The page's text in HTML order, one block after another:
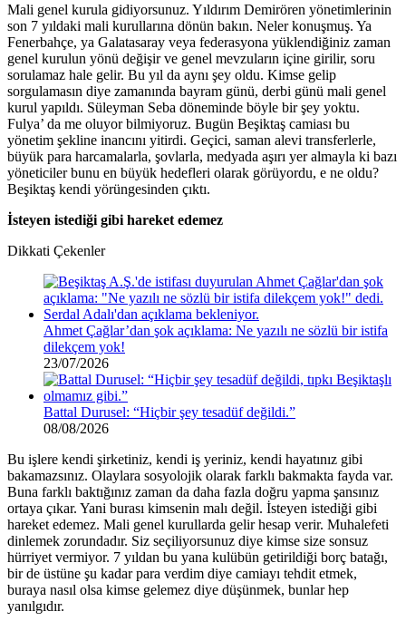
Mali genel kurula gidiyorsunuz. Yıldırım Demirören yönetimlerinin
son 7 yıldaki mali kurullarına dönün bakın. Neler konuşmuş. Ya
Fenerbahçe, ya Galatasaray veya federasyona yüklendiğiniz zaman
genel kurulun yönü değişir ve genel mevzuların içine girilir, soru
sorulamaz hale gelir. Bu yıl da aynı şey oldu. Kimse gelip
sorgulamasın diye zamanında bayram günü, derbi günü mali genel
kurul yapıldı. Süleyman Seba döneminde böyle bir şey yoktu.
Fulya’ da me oluyor bilmiyoruz. Bugün Beşiktaş camiası bu
yönetim şekline inancını yitirdi. Geçici, saman alevi transferlerle,
büyük para harcamalarla, şovlarla, medyada aşırı yer almayla ki bazı
yöneticiler bunu en büyük hedefleri olarak görüyordu, e ne oldu?
Beşiktaş kendi yörüngesinden çıktı.
İsteyen istediği gibi hareket edemez
Dikkati Çekenler
Ahmet Çağlar’dan şok açıklama: Ne yazılı ne sözlü bir istifa
dilekçem yok!
23/07/2026
Battal Durusel: “Hiçbir şey tesadüf değildi.”
08/08/2026
Bu işlere kendi şirketiniz, kendi iş yeriniz, kendi hayatınız gibi
bakamazsınız. Olaylara sosyolojik olarak farklı bakmakta fayda var.
Buna farklı baktığınız zaman da daha fazla doğru yapma şansınız
ortaya çıkar. Yani burası kimsenin malı değil. İsteyen istediği gibi
hareket edemez. Mali genel kurullarda gelir hesap verir. Muhalefeti
dinlemek zorundadır. Siz seçiliyorsunuz diye kimse size sonsuz
hürriyet vermiyor. 7 yıldan bu yana kulübün getirildiği borç batağı,
bir de üstüne şu kadar para verdim diye camiayı tehdit etmek,
buraya nasıl olsa kimse gelemez diye düşünmek, bunlar hep
yanılgıdır.